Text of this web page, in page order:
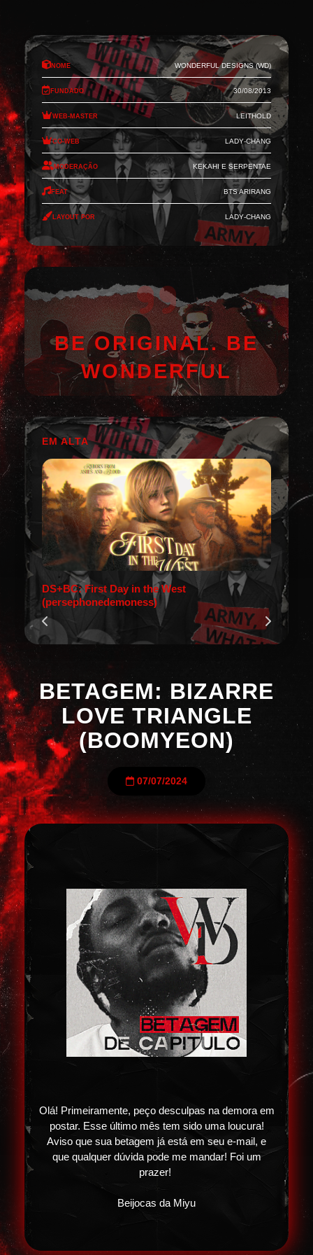
Nome Wonderful Designs (WD)
Fundado 30/08/2013
Web-Master Leithold
Co-Web Lady-Chang
Moderação Kekahi e Serpentae
Feat BTS Arirang
Layout por Lady-Chang
BE ORIGINAL. BE
WONDERFUL
EM ALTA
DS+BC: First Day in the West
(persephonedemoness)
BETAGEM: BIZARRE
LOVE TRIANGLE
(BOOMYEON)
07/07/2024
Olá! Primeiramente, peço desculpas na demora em
postar. Esse último mês tem sido uma loucura!
Aviso que sua betagem já está em seu e-mail, e
que qualquer dúvida pode me mandar! Foi um
prazer!
Beijocas da Miyu